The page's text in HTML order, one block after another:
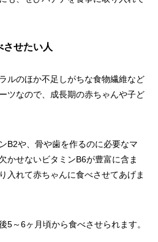
させたい人
ルのほか不足しがちな食物繊維など
ツなので、成長期の赤ちゃんや子ど
B2や、骨や歯を作るのに必要なマ
かせないビタミンB6が豊富に含ま
入れて赤ちゃんに食べさせてあげま
5～6ヶ月頃から食べさせられます。